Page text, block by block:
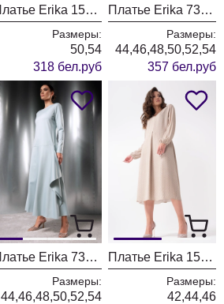
Платье Erika 1537-1 коричневое
Размеры:
50,54
318 бел.руб
Платье Erika 7375-3 голубой
Размеры:
44,46,48,50,52,54
357 бел.руб
Платье Erika 7370-3 голубой
Размеры:
44,46,48,50,52,54
Платье Erika 1532 бежевый
Размеры:
42,44,46